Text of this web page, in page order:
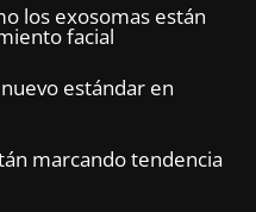
los exosomas están
facial
estándar en
marcando tendencia